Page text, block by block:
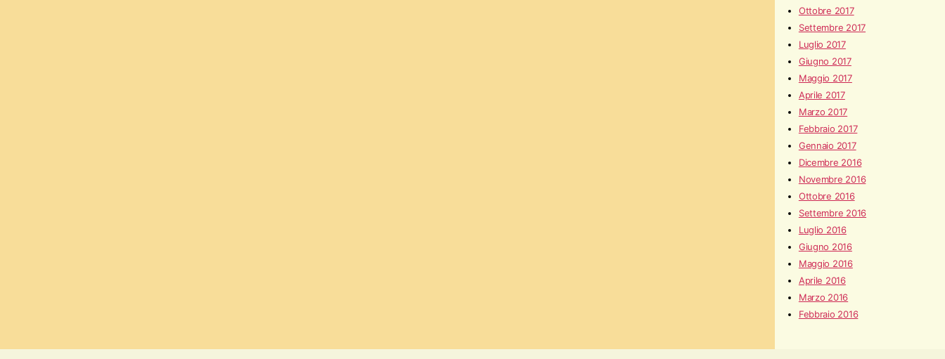
Ottobre 2017
Settembre 2017
Luglio 2017
Giugno 2017
Maggio 2017
Aprile 2017
Marzo 2017
Febbraio 2017
Gennaio 2017
Dicembre 2016
Novembre 2016
Ottobre 2016
Settembre 2016
Luglio 2016
Giugno 2016
Maggio 2016
Aprile 2016
Marzo 2016
Febbraio 2016